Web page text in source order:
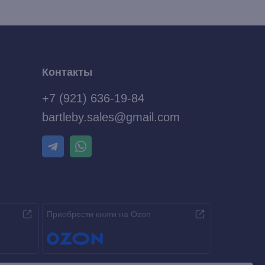
Контакты
+7 (921) 636-19-84
bartleby.sales@gmail.com
Приобрести книги на Ozon